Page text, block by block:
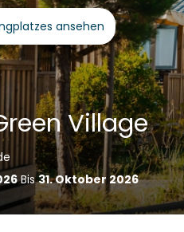
ansehen
Village
Bis31. Oktober 2026